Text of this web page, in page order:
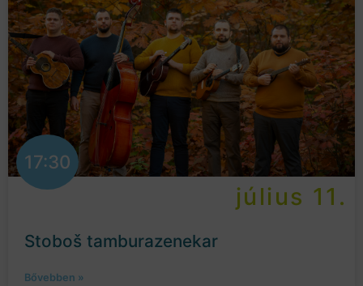
17:30
július 11.
Stoboš tamburazenekar
Bővebben »